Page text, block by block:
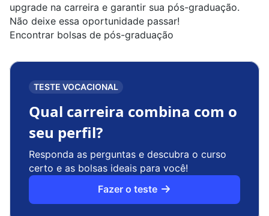
upgrade na carreira e garantir sua pós-graduação.
Não deixe essa oportunidade passar!
Encontrar bolsas de pós-graduação
TESTE VOCACIONAL
Qual carreira combina com o
seu perfil?
Responda as perguntas e descubra o curso
certo e as bolsas ideais para você!
Fazer o teste